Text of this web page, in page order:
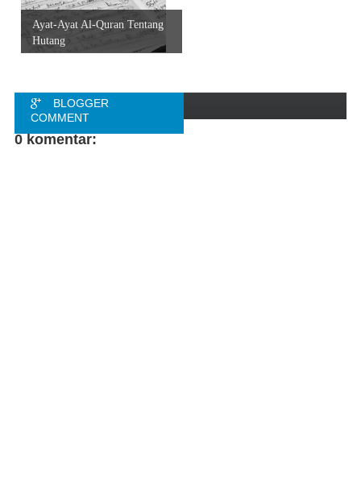
Ayat-Ayat Al-Quran Tentang
Hutang
BLOGGER
COMMENT
0 komentar: